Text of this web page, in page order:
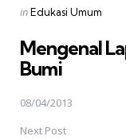
Posted
inEdukasi Umum
Mengenal
Bumi
08/04/2013
Next Post